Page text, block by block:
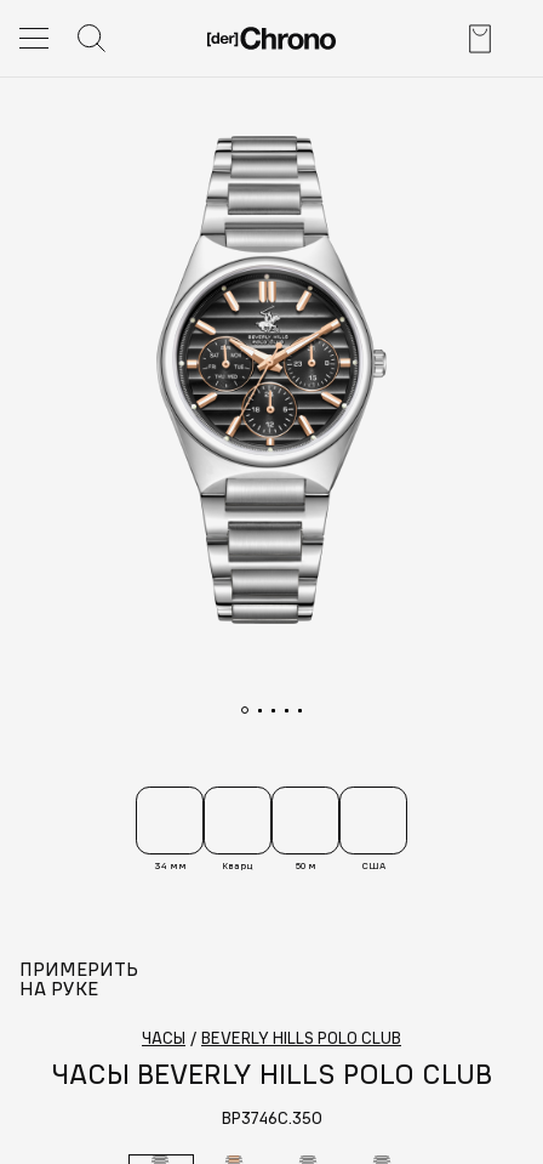
34 мм Кварц 50 м США
ПРИМЕРИТЬ
НА РУКЕ
ЧАСЫ / BEVERLY HILLS POLO CLUB
ЧАСЫ BEVERLY HILLS POLO CLUB
BP3746C.350